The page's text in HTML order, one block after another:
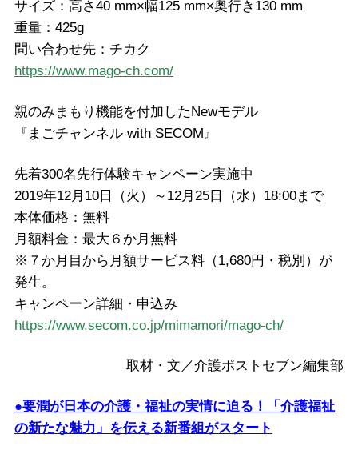
サイズ：高さ40 mm×幅125 mm×奥行き130 mm
重量：425g
問い合わせ先：チカク
https://www.mago-ch.com/
親のみまもり機能を付加したNewモデル
『まごチャンネル with SECOM』
先着300名先行体験キャンペーン実施中
2019年12月10日（火）～12月25日（水）18:00まで
本体価格：無料
月額料金：最大６か月無料
※７か月目から月額サービス料（1,680円・税別）が
発生。
キャンペーン詳細・申込み
https://www.secom.co.jp/mimamori/mago-ch/
取材・文／介護ポストセブン編集部
●要潤が日本の介護・福祉の実情に迫る！「介護福祉
の新たな魅力」を伝える新番組がスタート